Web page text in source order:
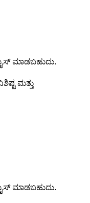
ಮಾಡಬಹುದು.
ಮತ್ತು
ಮಾಡಬಹುದು.